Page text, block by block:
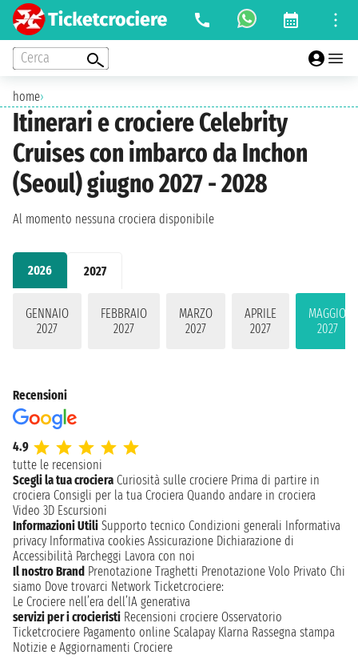
Cerca
home›
Itinerari e crociere Celebrity
Cruises con imbarco da Inchon
(Seoul) giugno 2027 - 2028
2026 2027
GENNAIO
2027
FEBBRAIO
2027
MARZO
2027
APRILE
2027
MAGGIO
2027
Al momento nessuna crociera disponibile
Recensioni
4.9
tutte le recensioni
Scegli la tua crociera Curiosità sulle crociere Prima di partire in
crociera Consigli per la tua Crociera Quando andare in crociera
Video 3D Escursioni
Informazioni Utili Supporto tecnico Condizioni generali Informativa
privacy Informativa cookies Assicurazione Dichiarazione di
Accessibilità Parcheggi Lavora con noi
Il nostro Brand Prenotazione Traghetti Prenotazione Volo Privato Chi
siamo Dove trovarci Network Ticketcrociere:
Le Crociere nell’era dell’IA generativa
servizi per i crocieristi Recensioni crociere Osservatorio
Ticketcrociere Pagamento online Scalapay Klarna Rassegna stampa
Notizie e Aggiornamenti Crociere